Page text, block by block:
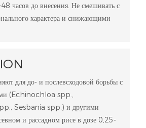
часов до внесения. Не смешивать с
характера и снижающими
для до- и послевсходовой борьбы с
(Echinochloa spp.,
Sesbania spp.) и другими
и рассадном рисе в дозе 0,25-